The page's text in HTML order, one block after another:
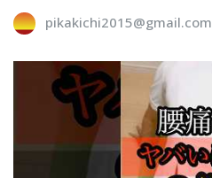
pikakichi2015@gmail.com